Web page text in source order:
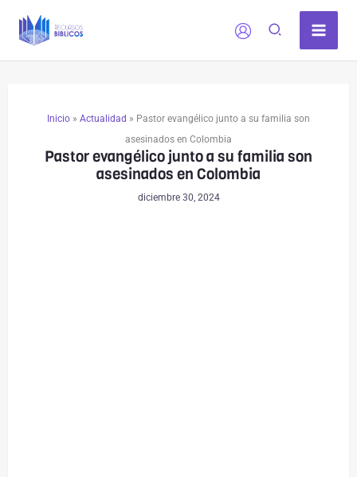
Inicio » Actualidad » Pastor evangélico junto a su familia son
asesinados en Colombia
Pastor evangélico junto a su familia son
asesinados en Colombia
diciembre 30, 2024